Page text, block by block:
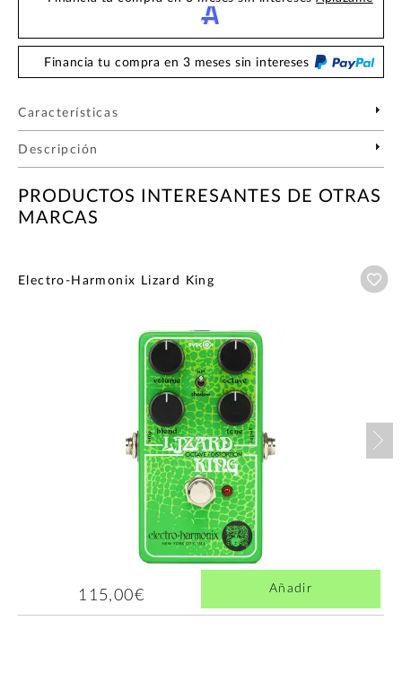
Financia tu compra en 3 meses sin intereses
Características
Descripción
PRODUCTOS INTERESANTES DE OTRAS
MARCAS
Electro-Harmonix Lizard King
115,00€ Añadir